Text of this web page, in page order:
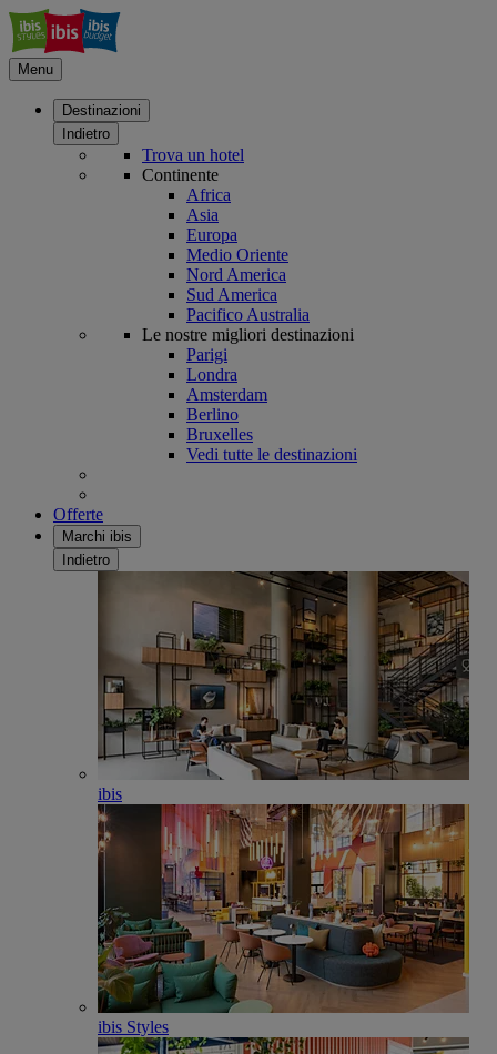
Menu
Destinazioni
Indietro
Trova un hotel
Continente
Africa
Asia
Europa
Medio Oriente
Nord America
Sud America
Pacifico Australia
Le nostre migliori destinazioni
Parigi
Londra
Amsterdam
Berlino
Bruxelles
Vedi tutte le destinazioni
Offerte
Marchi ibis
Indietro
ibis
ibis Styles